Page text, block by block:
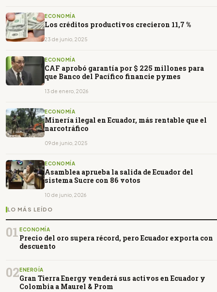
ECONOMÍA
Los créditos productivos crecieron 11,7 %
23 de junio, 2025
ECONOMÍA
CAF aprobó garantía por $ 225 millones para
que Banco del Pacífico financie pymes
13 de enero, 2026
ECONOMÍA
Minería ilegal en Ecuador, más rentable que el
narcotráfico
09 de junio, 2025
ECONOMÍA
Asamblea aprueba la salida de Ecuador del
sistema Sucre con 86 votos
10 de junio, 2026
LO MÁS LEÍDO
01 ECONOMÍA
Precio del oro supera récord, pero Ecuador exporta con
descuento
02 ENERGÍA
Gran Tierra Energy venderá sus activos en Ecuador y
Colombia a Maurel & Prom